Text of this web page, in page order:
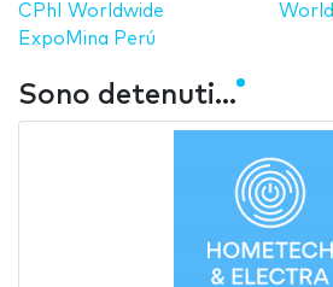
CPhI Worldwide
ExpoMina Perú
Sono detenuti...